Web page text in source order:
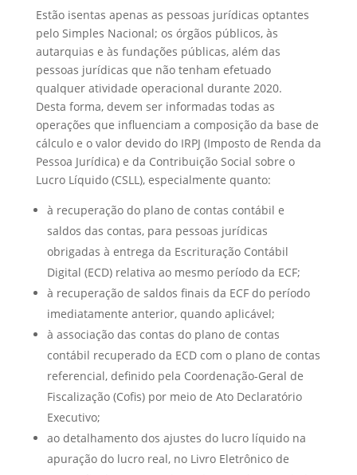
Estão isentas apenas as pessoas jurídicas optantes
pelo Simples Nacional; os órgãos públicos, às
autarquias e às fundações públicas, além das
pessoas jurídicas que não tenham efetuado
qualquer atividade operacional durante 2020.
Desta forma, devem ser informadas todas as
operações que influenciam a composição da base de
cálculo e o valor devido do IRPJ (Imposto de Renda da
Pessoa Jurídica) e da Contribuição Social sobre o
Lucro Líquido (CSLL), especialmente quanto:
à recuperação do plano de contas contábil e
saldos das contas, para pessoas jurídicas
obrigadas à entrega da Escrituração Contábil
Digital (ECD) relativa ao mesmo período da ECF;
à recuperação de saldos finais da ECF do período
imediatamente anterior, quando aplicável;
à associação das contas do plano de contas
contábil recuperado da ECD com o plano de contas
referencial, definido pela Coordenação-Geral de
Fiscalização (Cofis) por meio de Ato Declaratório
Executivo;
ao detalhamento dos ajustes do lucro líquido na
apuração do lucro real, no Livro Eletrônico de